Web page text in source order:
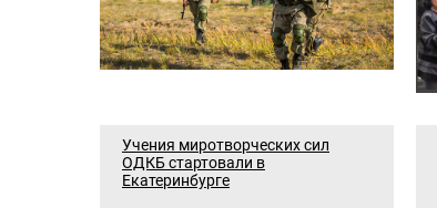
Учения миротворческих сил
ОДКБ стартовали в
Екатеринбурге